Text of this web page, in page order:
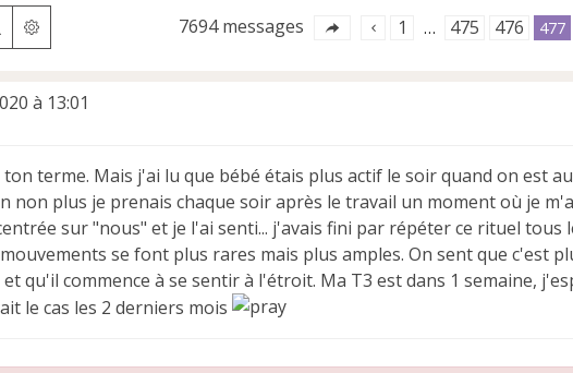
RechercherRecherche avancée 7694 messages 1 … 475 476 477
à 13:01
terme. Mais j'ai lu que bébé étais plus actif le soir quand on est
non plus je prenais chaque soir après le travail un moment où je
sur "nous" et je l'ai senti... j'avais fini par répéter ce rituel tous
se font plus rares mais plus amples. On sent que c'est
qu'il commence à se sentir à l'étroit. Ma T3 est dans 1 semaine,
le cas les 2 derniers mois